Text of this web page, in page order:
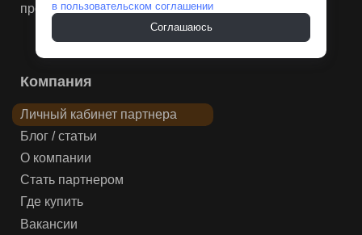
промышленности
Компания
Личный кабинет партнера
Блог / статьи
О компании
Стать партнером
Где купить
Вакансии
в пользовательском соглашении
Соглашаюсь